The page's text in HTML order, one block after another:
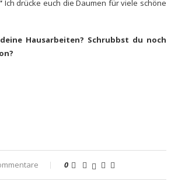
Ich drücke euch die Daumen für viele schöne
Hausarbeiten? Schrubbst du noch
0